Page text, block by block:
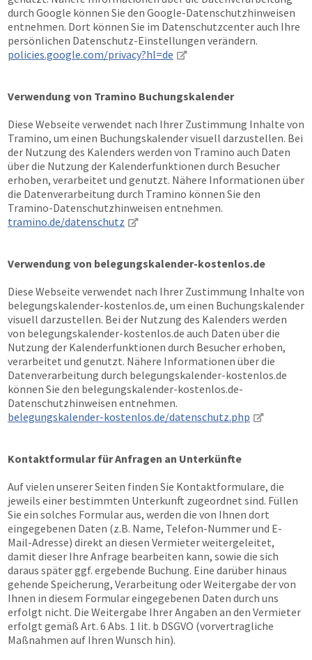
durch Google können Sie den Google-Datenschutzhinweisen
entnehmen. Dort können Sie im Datenschutzcenter auch Ihre
persönlichen Datenschutz-Einstellungen verändern.
policies.google.com/privacy?hl=de
Verwendung von Tramino Buchungskalender
Diese Webseite verwendet nach Ihrer Zustimmung Inhalte von
Tramino, um einen Buchungskalender visuell darzustellen. Bei
der Nutzung des Kalenders werden von Tramino auch Daten
über die Nutzung der Kalenderfunktionen durch Besucher
erhoben, verarbeitet und genutzt. Nähere Informationen über
die Datenverarbeitung durch Tramino können Sie den
Tramino-Datenschutzhinweisen entnehmen.
tramino.de/datenschutz
Verwendung von belegungskalender-kostenlos.de
Diese Webseite verwendet nach Ihrer Zustimmung Inhalte von
belegungskalender-kostenlos.de, um einen Buchungskalender
visuell darzustellen. Bei der Nutzung des Kalenders werden
von belegungskalender-kostenlos.de auch Daten über die
Nutzung der Kalenderfunktionen durch Besucher erhoben,
verarbeitet und genutzt. Nähere Informationen über die
Datenverarbeitung durch belegungskalender-kostenlos.de
können Sie den belegungskalender-kostenlos.de-
Datenschutzhinweisen entnehmen.
belegungskalender-kostenlos.de/datenschutz.php
Kontaktformular für Anfragen an Unterkünfte
Auf vielen unserer Seiten finden Sie Kontaktformulare, die
jeweils einer bestimmten Unterkunft zugeordnet sind. Füllen
Sie ein solches Formular aus, werden die von Ihnen dort
eingegebenen Daten (z.B. Name, Telefon-Nummer und E-
Mail-Adresse) direkt an diesen Vermieter weitergeleitet,
damit dieser Ihre Anfrage bearbeiten kann, sowie die sich
daraus später ggf. ergebende Buchung. Eine darüber hinaus
gehende Speicherung, Verarbeitung oder Weitergabe der von
Ihnen in diesem Formular eingegebenen Daten durch uns
erfolgt nicht. Die Weitergabe Ihrer Angaben an den Vermieter
erfolgt gemäß Art. 6 Abs. 1 lit. b DSGVO (vorvertragliche
Maßnahmen auf Ihren Wunsch hin).